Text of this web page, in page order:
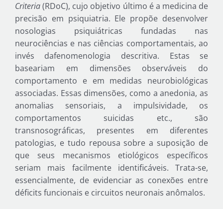
Criteria(RDoC), cujo objetivo último é a medicina de
precisão em psiquiatria. Ele propõe desenvolver
nosologias psiquiátricas fundadas nas
neurociências e nas ciências comportamentais, ao
invés dafenomenologia descritiva. Estas se
baseariam em dimensões observáveis do
comportamento e em medidas neurobiológicas
associadas. Essas dimensões, como a anedonia, as
anomalias sensoriais, a impulsividade, os
comportamentos suicidas etc., são
transnosográficas, presentes em diferentes
patologias, e tudo repousa sobre a suposição de
que seus mecanismos etiológicos específicos
seriam mais facilmente identificáveis. Trata-se,
essencialmente, de evidenciar as conexões entre
déficits funcionais e circuitos neuronais anômalos.